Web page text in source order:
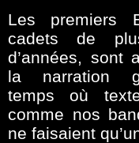
Les premiers
cadets de
d’années, sont
la narration
temps où
comme nos
ne faisaient